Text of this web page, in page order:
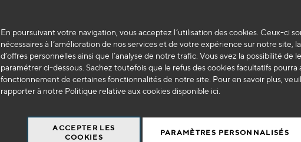
En poursuivant votre navigation, vous acceptez l’utilisation des cookies. Ceux-ci
nécessaires à l’amélioration de nos services et de votre expérience sur notre site,
d’offres personnelles ainsi que l’analyse de notre trafic. Vous avez la possibilité de
paramétrer ci-dessous. Sachez toutefois que le refus des cookies facultatifs pourra
fonctionnement de certaines fonctionnalités de notre site. Pour en savoir plus,
rapporter à notre Politique relative aux cookies disponible ici
ACCEPTER LES
COOKIES
PARAMÈTRES PERSONNALISÉS
Kit de lavage véhicule (7pcs)
14 € HT
- +
liste
d’envie
Multimètre digital CAT.I
15 € HT
- +